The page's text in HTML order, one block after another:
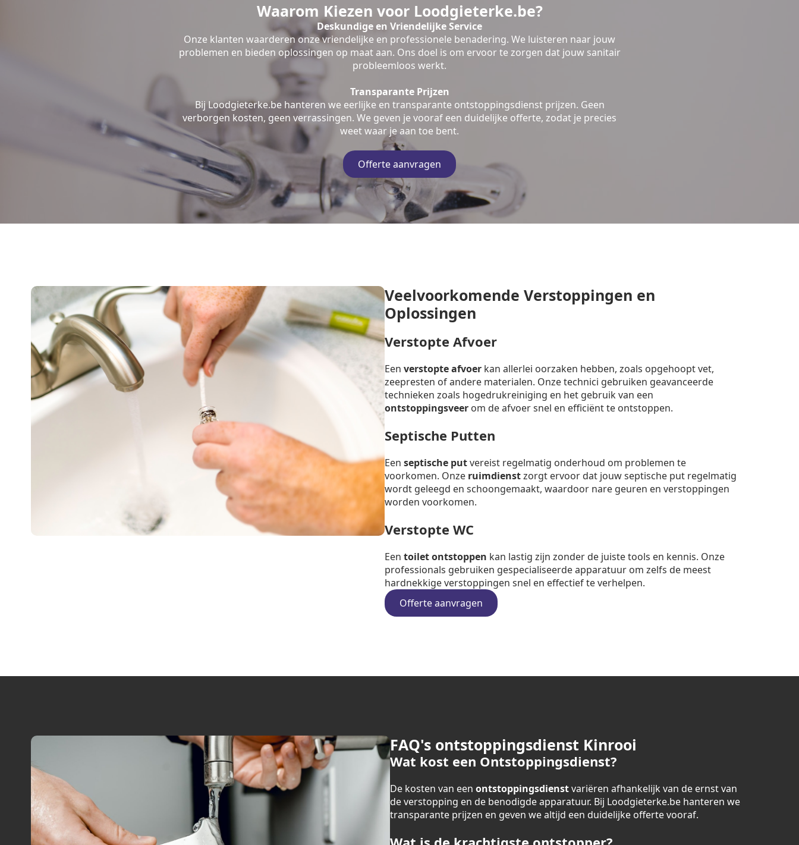
Waarom Kiezen voor Loodgieterke.be?
Deskundige en Vriendelijke Service
Onze klanten waarderen onze vriendelijke en professionele benadering. We luisteren naar jouw
problemen en bieden oplossingen op maat aan. Ons doel is om ervoor te zorgen dat jouw sanitair
probleemloos werkt.
Transparante Prijzen
Bij Loodgieterke.be hanteren we eerlijke en transparante ontstoppingsdienst prijzen. Geen
verborgen kosten, geen verrassingen. We geven je vooraf een duidelijke offerte, zodat je precies
weet waar je aan toe bent.
Offerte aanvragen
Veelvoorkomende Verstoppingen en
Oplossingen
Verstopte Afvoer
Een verstopte afvoer kan allerlei oorzaken hebben, zoals opgehoopt vet,
zeepresten of andere materialen. Onze technici gebruiken geavanceerde
technieken zoals hogedrukreiniging en het gebruik van een
ontstoppingsveer om de afvoer snel en efficiënt te ontstoppen.
Septische Putten
Een septische putvereist regelmatig onderhoud om problemen te
voorkomen. Onze ruimdienstzorgt ervoor dat jouw septische put regelmatig
wordt geleegd en schoongemaakt, waardoor nare geuren en verstoppingen
worden voorkomen.
Verstopte WC
Een toilet ontstoppen kan lastig zijn zonder de juiste tools en kennis. Onze
professionals gebruiken gespecialiseerde apparatuur om zelfs de meest
hardnekkige verstoppingen snel en effectief te verhelpen.
Offerte aanvragen
FAQ's ontstoppingsdienst Kinrooi
Wat kost een Ontstoppingsdienst?
De kosten van een ontstoppingsdienstvariëren afhankelijk van de ernst van
de verstopping en de benodigde apparatuur. Bij Loodgieterke.be hanteren we
transparante prijzen en geven we altijd een duidelijke offerte vooraf.